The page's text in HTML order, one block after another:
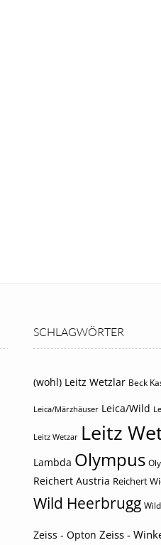
SCHLAGWÖRTER
(wohl) Leitz Wetzlar Beck
Leica/Märzhäuser Leica/Wild
Leitz Wetzar Leitz
Lambda Olympus
Reichert Austria Reichert
Wild Heerbrugg
Zeiss - Opton Zeiss -